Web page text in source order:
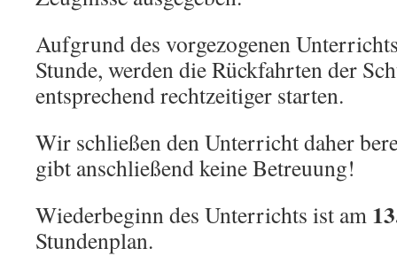
Aufgrund des vorgezogenen
Stunde, werden die Rückfahrten der
entsprechend rechtzeitiger starten.
Wir schließen den Unterricht daher
gibt anschließend keine Betreuung!
Wiederbeginn des Unterrichts ist am
Stundenplan.